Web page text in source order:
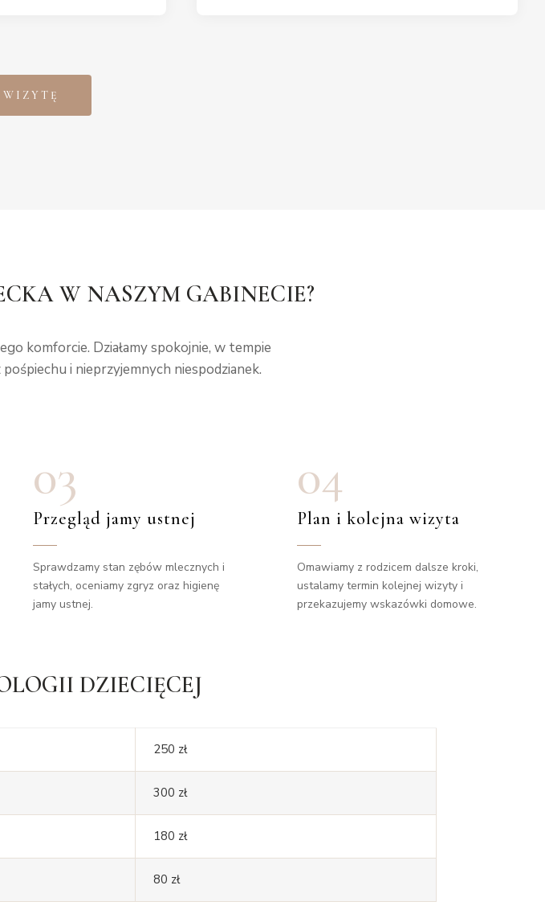
W NASZYM GABINECIE?
komforcie. Działamy spokojnie, w tempie
i nieprzyjemnych niespodzianek.
03
Przegląd jamy ustnej
Sprawdzamy stan zębów mlecznych i
stałych, oceniamy zgryz oraz higienę
jamy ustnej.
04
Plan i kolejna wizyta
Omawiamy z rodzicem dalsze kroki,
ustalamy termin kolejnej wizyty i
przekazujemy wskazówki domowe.
DZIECIĘCEJ
250 zł
300 zł
180 zł
80 zł